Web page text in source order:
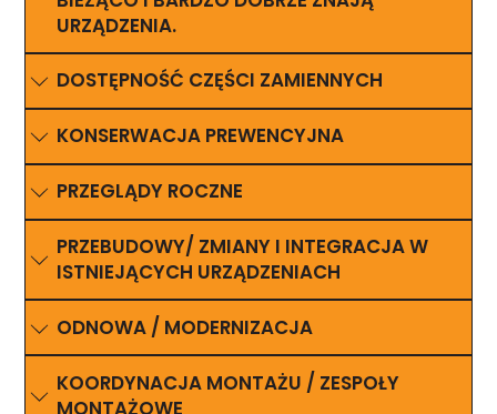
URZĄDZENIA.
DOSTĘPNOŚĆ CZĘŚCI ZAMIENNYCH
KONSERWACJA PREWENCYJNA
PRZEGLĄDY ROCZNE
PRZEBUDOWY/ ZMIANY I INTEGRACJA W
ISTNIEJĄCYCH URZĄDZENIACH
ODNOWA / MODERNIZACJA
KOORDYNACJA MONTAŻU / ZESPOŁY
MONTAŻOWE